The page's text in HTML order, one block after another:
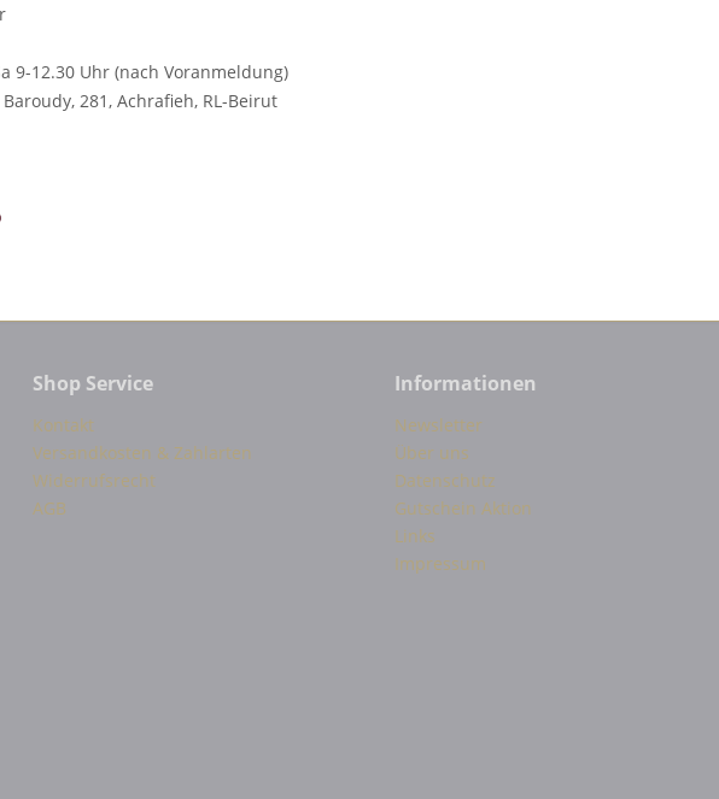
9-12.30 Uhr (nach Voranmeldung)
281, Achrafieh, RL-Beirut
Shop Service
Kontakt
Versandkosten & Zahlarten
Widerrufsrecht
AGB
Informationen
Newsletter
Über uns
Datenschutz
Gutschein Aktion
Links
Impressum